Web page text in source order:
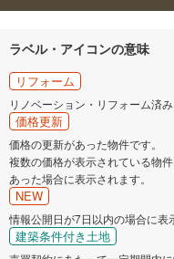
ラベル・アイコンの意味
リフォーム
リノベーション・リフォーム済
価格更新
価格の更新があった物件です。
複数の価格が表示されている物
あった場合に表示されます。
NEW
情報公開日が7日以内の場合に表
建築条件付き土地